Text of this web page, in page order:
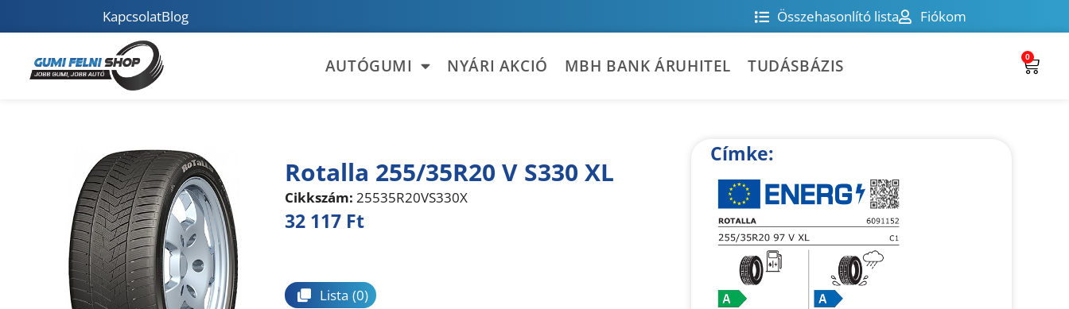
KapcsolatBlog Összehasonlító lista Fiókom
AUTÓGUMI NYÁRI AKCIÓ MBH BANK ÁRUHITEL TUDÁSBÁZIS 0
Rotalla 255/35R20 V S330 XL
Cikkszám: 25535R20VS330X
32 117 Ft
Lista (0)
Címke: